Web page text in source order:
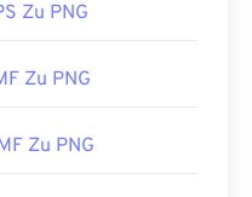
Zu PNG
Zu PNG
Zu PNG